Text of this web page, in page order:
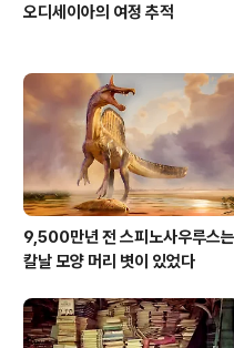
오디세이아의 여정 추적
9,500만년 전 스피노사우루스는
칼날 모양 머리 볏이 있었다